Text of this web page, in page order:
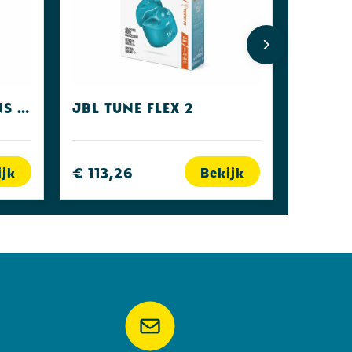
Fresh 'n Rebel Twins Fuse Steel Blue JBL Tune Flex 2
€ 113,26 Bekijk